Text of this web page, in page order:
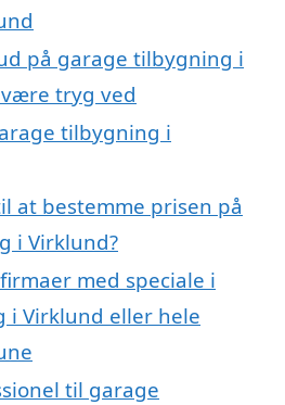
på garage tilbygning i
tryg ved
tilbygning i
at bestemme prisen på
i Virklund?
med speciale i
i Virklund eller hele
til garage